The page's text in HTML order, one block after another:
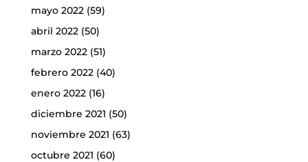
mayo 2022(59)
abril 2022(50)
marzo 2022(51)
febrero 2022(40)
enero 2022(16)
diciembre 2021 (50)
noviembre 2021 (63)
octubre 2021 (60)